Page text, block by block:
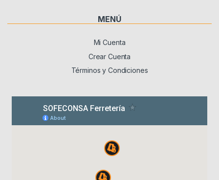
MENÚ
Mi Cuenta
Crear Cuenta
Términos y Condiciones